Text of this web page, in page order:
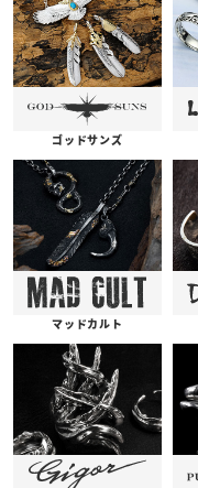
ゴッドサンズ
マッドカルト